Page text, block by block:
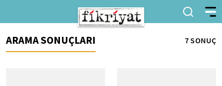
ARAMA SONUÇLARI 7 SONUÇ